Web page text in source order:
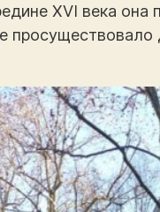
XVI века она